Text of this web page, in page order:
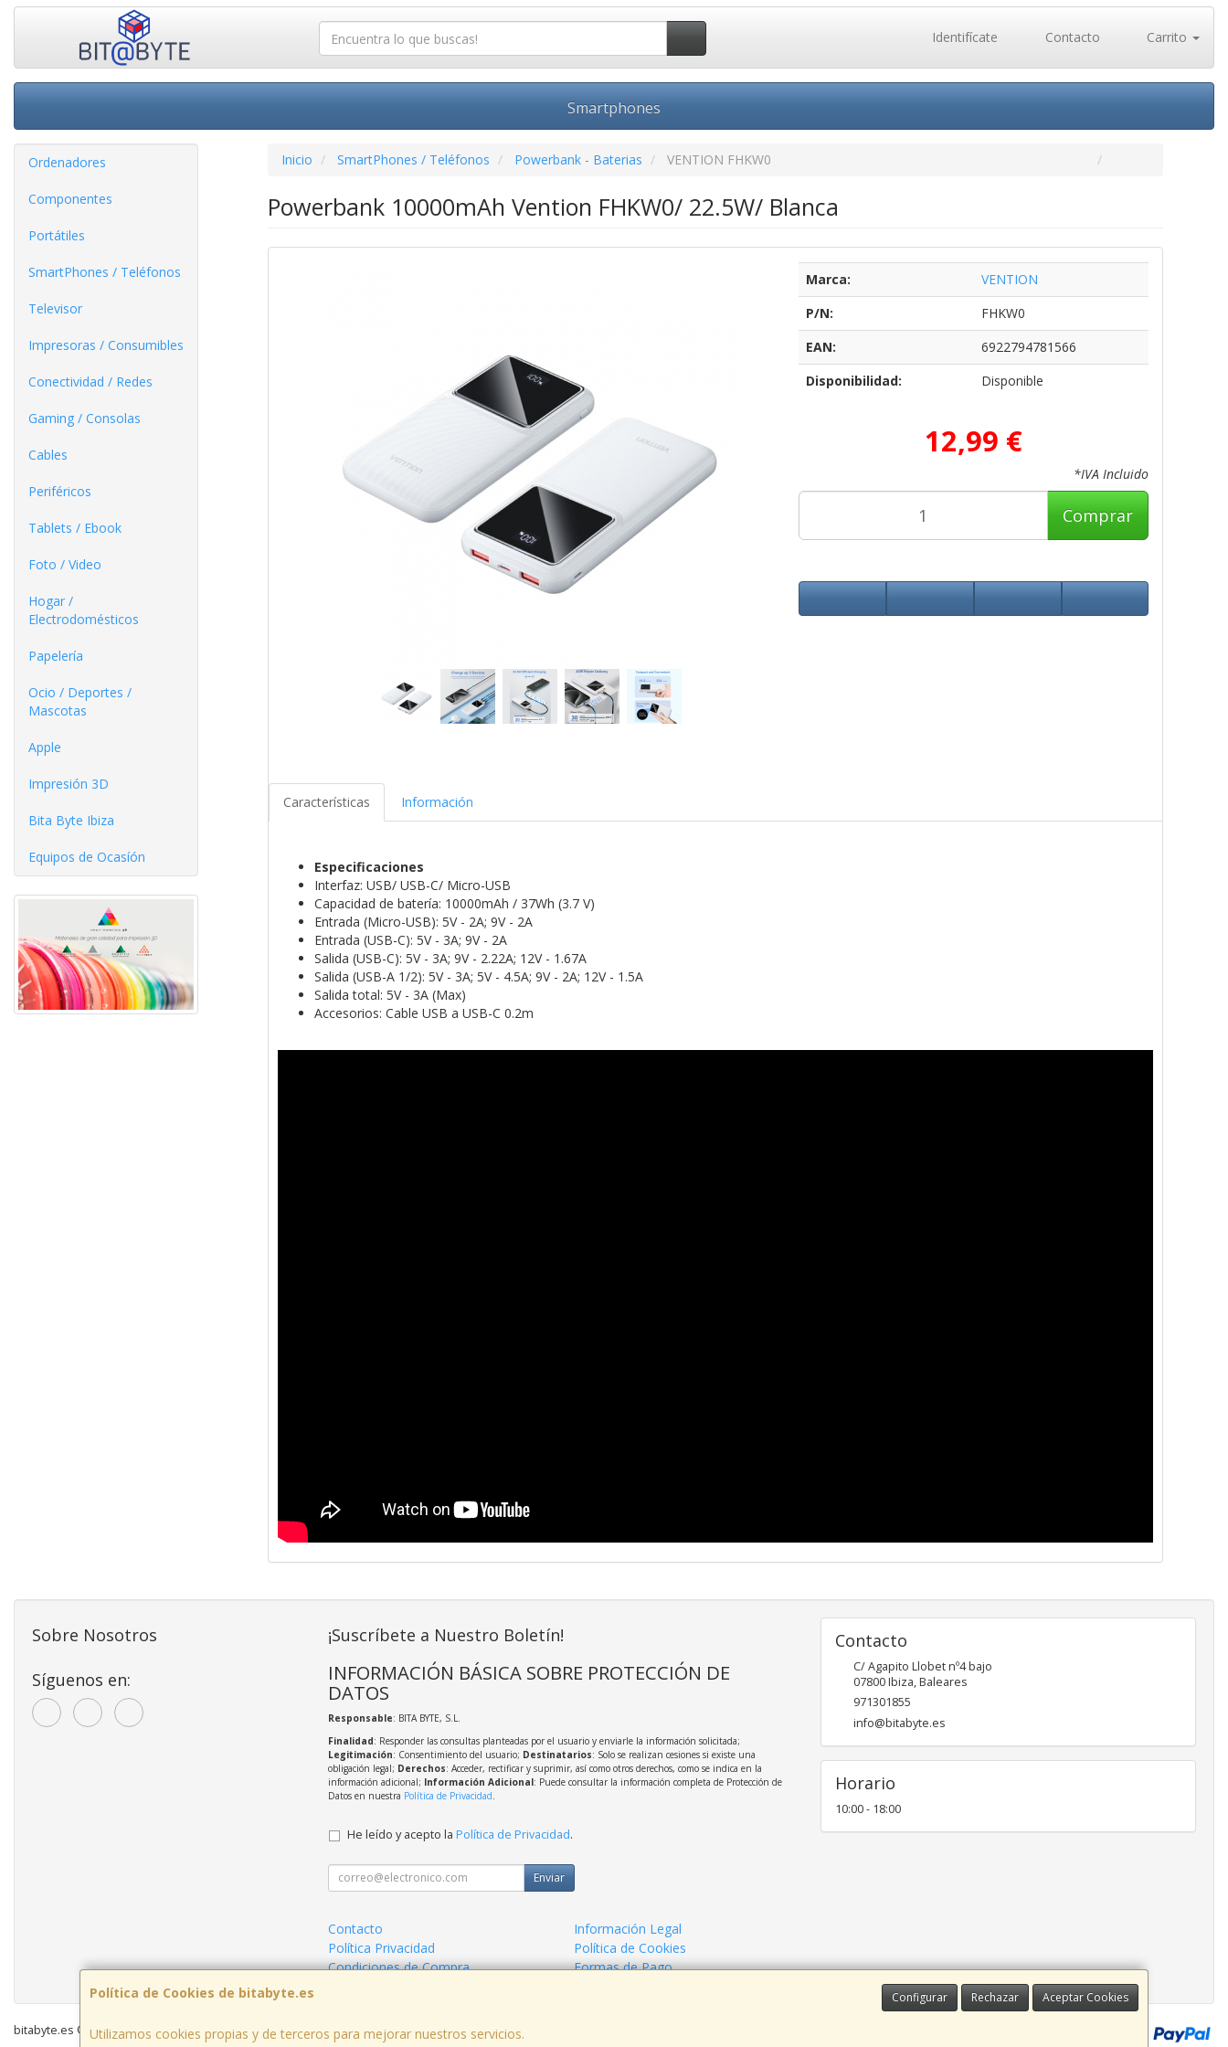
Identifícate Contacto Carrito
Smartphones
Ordenadores
Componentes
Portátiles
SmartPhones / Teléfonos
Televisor
Impresoras / Consumibles
Conectividad / Redes
Gaming / Consolas
Cables
Periféricos
Tablets / Ebook
Foto / Video
Hogar /
Electrodomésticos
Papelería
Ocio / Deportes /
Mascotas
Apple
Impresión 3D
Bita Byte Ibiza
Equipos de Ocasíón
Inicio SmartPhones / Teléfonos Powerbank - Baterias VENTION FHKW0
Powerbank 10000mAh Vention FHKW0/ 22.5W/ Blanca
Marca:
VENTION
P/N:
FHKW0
EAN:
6922794781566
Disponibilidad:
Disponible
12,99 €
*IVA Incluido
Comprar
Características Información
Especificaciones
Interfaz: USB/ USB-C/ Micro-USB
Capacidad de batería: 10000mAh / 37Wh (3.7 V)
Entrada (Micro-USB): 5V - 2A; 9V - 2A
Entrada (USB-C): 5V - 3A; 9V - 2A
Salida (USB-C): 5V - 3A; 9V - 2.22A; 12V - 1.67A
Salida (USB-A 1/2): 5V - 3A; 5V - 4.5A; 9V - 2A; 12V - 1.5A
Salida total: 5V - 3A (Max)
Accesorios: Cable USB a USB-C 0.2m
Política de Cookies de bitabyte.es Configurar Rechazar Aceptar Cookies
Utilizamos cookies propias y de terceros para mejorar nuestros servicios.
Sobre Nosotros
Síguenos en:
¡Suscríbete a Nuestro Boletín!
INFORMACIÓN BÁSICA SOBRE PROTECCIÓN DE
DATOS
Responsable: BITA BYTE, S.L.
Finalidad: Responder las consultas planteadas por el usuario y enviarle la información solicitada;
Legitimación: Consentimiento del usuario; Destinatarios: Solo se realizan cesiones si existe una
obligación legal; Derechos: Acceder, rectificar y suprimir, así como otros derechos, como se indica en la
información adicional; Información Adicional: Puede consultar la información completa de Protección de
Datos en nuestra Política de Privacidad
He leído y acepto la Política de Privacidad.
Enviar
Contacto
Información Legal
Política Privacidad
Política de Cookies
Condiciones de Compra
Formas de Pago
Contacto
C/ Agapito Llobet nº4 bajo
07800Ibiza,Baleares
971301855
info@bitabyte.es
Horario
10:00 - 18:00
bitabyte.es © 2026